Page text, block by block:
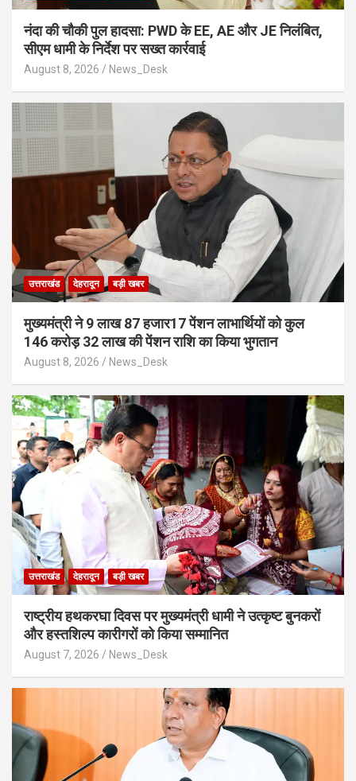
नंदा की चौकी पुल हादसा: PWD के EE, AE और JE निलंबित,
सीएम धामी के निर्देश पर सख्त कार्रवाई
August 8, 2026 News_Desk
उत्तराखंड देहरादून बड़ी खबर
मुख्यमंत्री ने 9 लाख 87 हजार17 पेंशन लाभार्थियों को कुल
146 करोड़ 32 लाख की पेंशन राशि का किया भुगतान
August 8, 2026 News_Desk
उत्तराखंड देहरादून बड़ी खबर
राष्ट्रीय हथकरघा दिवस पर मुख्यमंत्री धामी ने उत्कृष्ट बुनकरों
और हस्तशिल्प कारीगरों को किया सम्मानित
August 7, 2026 News_Desk